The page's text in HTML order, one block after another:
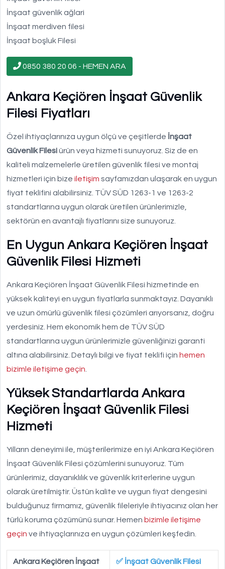
İnşaat güvenlik ağlari
İnşaat merdiven filesi
İnşaat boşluk Filesi
0850 380 20 06 - HEMEN ARA
Ankara Keçiören İnşaat Güvenlik
Filesi Fiyatları
Özel ihtiyaçlarınıza uygun ölçü ve çeşitlerde İnşaat
Güvenlik Filesiürün veya hizmeti sunuyoruz. Siz de en
kaliteli malzemelerle üretilen güvenlik filesi ve montaj
hizmetleri için bize iletişim sayfamızdan ulaşarak en uygun
fiyat teklifini alabilirsiniz. TÜV SÜD 1263-1 ve 1263-2
standartlarına uygun olarak üretilen ürünlerimizle,
sektörün en avantajlı fiyatlarını size sunuyoruz.
En Uygun Ankara Keçiören İnşaat
Güvenlik Filesi Hizmeti
Ankara Keçiören İnşaat Güvenlik Filesi hizmetinde en
yüksek kaliteyi en uygun fiyatlarla sunmaktayız. Dayanıklı
ve uzun ömürlü güvenlik filesi çözümleri arıyorsanız, doğru
yerdesiniz. Hem ekonomik hem de TÜV SÜD
standartlarına uygun ürünlerimizle güvenliğinizi garanti
altına alabilirsiniz. Detaylı bilgi ve fiyat teklifi için hemen
bizimle iletişime geçin
Yüksek Standartlarda Ankara
Keçiören İnşaat Güvenlik Filesi
Hizmeti
Yılların deneyimi ile, müşterilerimize en iyi Ankara Keçiören
İnşaat Güvenlik Filesi çözümlerini sunuyoruz. Tüm
ürünlerimiz, dayanıklılık ve güvenlik kriterlerine uygun
olarak üretilmiştir. Üstün kalite ve uygun fiyat dengesini
bulduğunuz firmamız, güvenlik fileleriyle ihtiyacınız olan her
türlü koruma çözümünü sunar. Hemen bizimle iletişime
geçin ve ihtiyaçlarınıza en uygun çözümleri keşfedin.
Ankara Keçiören İnşaat
✅ İnşaat Güvenlik Filesi